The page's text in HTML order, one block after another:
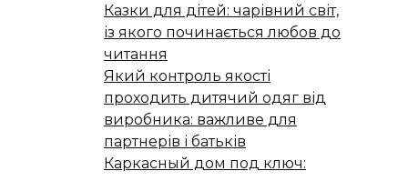
Казки для дітей: чарівний світ,
із якого починається любов до
читання
Який контроль якості
проходить дитячий одяг від
виробника: важливе для
партнерів і батьків
Каркасный дом под ключ: